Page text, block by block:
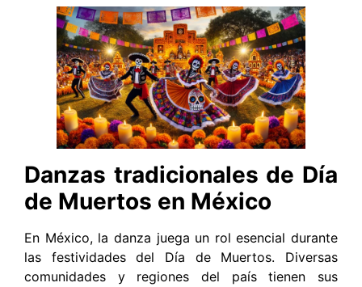
Danzas tradicionales de Día
de Muertos en México
En México, la danza juega un rol esencial durante
las festividades del Día de Muertos. Diversas
comunidades y regiones del país tienen sus